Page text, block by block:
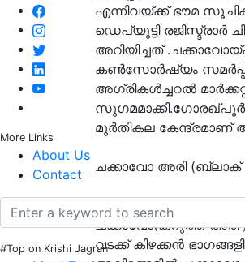
More Links
About Us
Contact
#Top on Krishi Jagran
എന്നിവയ്ക്ക് ഭൗമ
ഡെപ്യൂട്ടി രജിസ്ട്രാർ
അറിയിച്ചത്
കൺസോർഷ്യം
അഗ്രികൾച്ചറൽ
സുഗമമാക്കി.ഗോരഖ്‌പൂർ
മുർതികല കേന്ദ്രമാണ്
ചക്കാവോ അരി
നൂറ്റാണ്ടുകളായി
ചക്കാവോ(കറുത്ത അരി
വടക്ക് കിഴക്കന്‍